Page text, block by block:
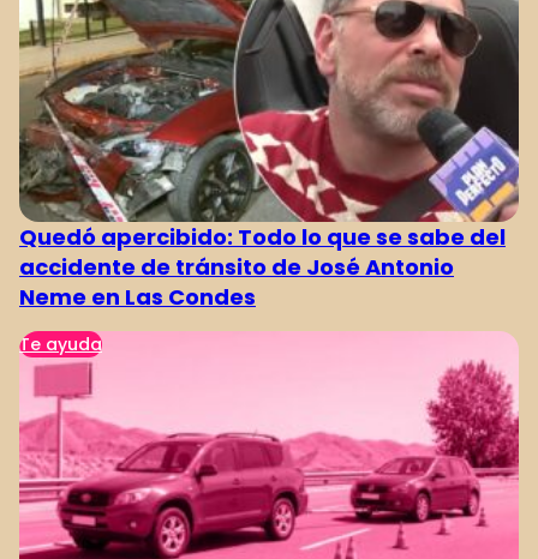
Quedó apercibido: Todo lo que se sabe del
accidente de tránsito de José Antonio
Neme en Las Condes
Te ayuda